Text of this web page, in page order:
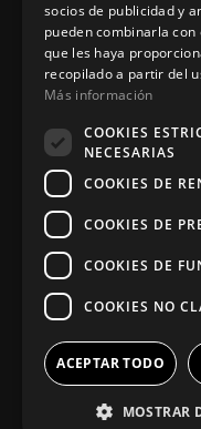
App Zine
Síguenos
socios de publicidad y
pueden combinarla
que les haya
recopilado a partir del
Más información
COOKIES
NECESARIAS
COOKIES DE
COOKIES DE
COOKIES DE
COOKIES NO
ACEPTAR TODO
MOSTRAR